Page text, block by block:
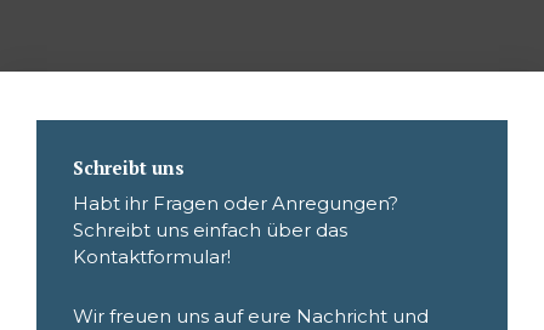
Schreibt uns
Habt ihr Fragen oder Anregungen?
Schreibt uns einfach über das
Kontaktformular!
Wir freuen uns auf eure Nachricht und